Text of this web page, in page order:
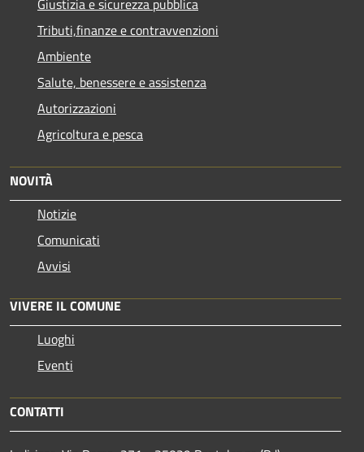
Giustizia e sicurezza pubblica
Tributi,finanze e contravvenzioni
Ambiente
Salute, benessere e assistenza
Autorizzazioni
Agricoltura e pesca
NOVITÀ
Notizie
Comunicati
Avvisi
VIVERE IL COMUNE
Luoghi
Eventi
CONTATTI